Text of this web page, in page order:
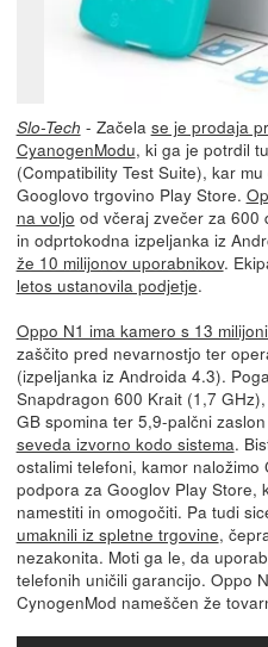
Slo-Tech - Začela se je prodaja
CyanogenModu, ki ga je potrdil
(Compatibility Test Suite), kar
Googlovo trgovino Play Store.
na voljo od včeraj zvečer za 600
in odprtokodna izpeljanka iz
že 10 milijonov uporabnikov.
letos ustanovila podjetje.
Oppo N1 ima kamero s 13
zaščito pred nevarnostjo ter
(izpeljanka iz Androida 4.3).
Snapdragon 600 Krait (1,7
GB spomina ter 5,9-palčni
seveda izvorno kodo sistema.
ostalimi telefoni, kamor
podpora za Googlov Play Store,
namestiti in omogočiti. Pa tudi
umaknili iz spletne trgovine,
nezakonita. Moti ga le, da
telefonih uničili garancijo. Oppo
CynogenMod nameščen že